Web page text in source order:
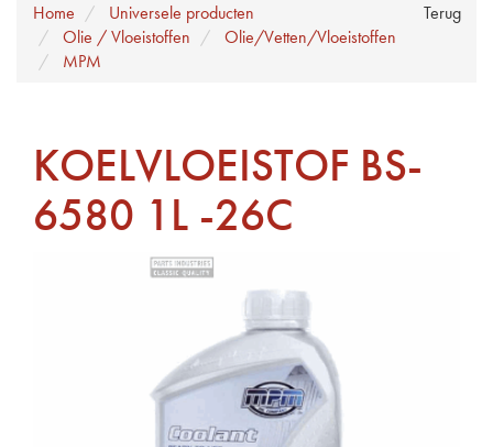
Terug
Home
Universele producten
Olie / Vloeistoffen
Olie/Vetten/Vloeistoffen
MPM
KOELVLOEISTOF BS-
6580 1L -26C